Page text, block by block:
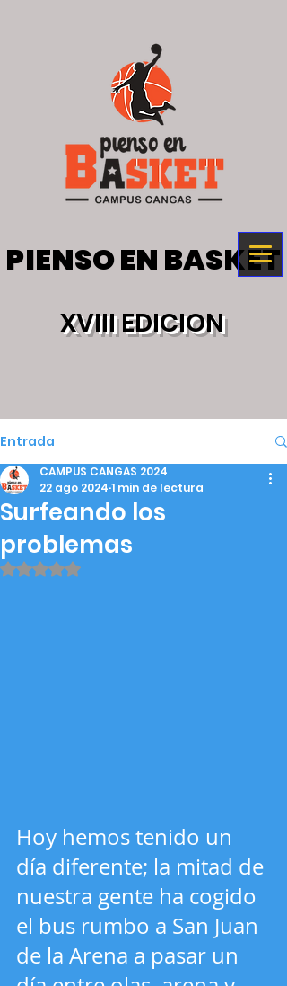
XVIII EDICION
PIENSO EN BASKET
PIENSO EN BASKET
Entrada
Surfeando los
problemas
CAMPUS CANGAS 2024
22 ago 2024 1 min de lectura
Obtuvo NaN de 5 estrellas.
Hoy hemos tenido un
día diferente; la mitad de
nuestra gente ha cogido
el bus rumbo a San Juan
de la Arena a pasar un